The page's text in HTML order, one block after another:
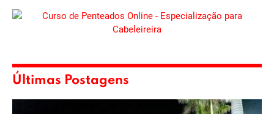
Últimas Postagens